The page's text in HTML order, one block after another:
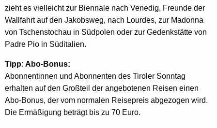
zieht es vielleicht zur Biennale nach Venedig, Freunde der
Wallfahrt auf den Jakobsweg, nach Lourdes, zur Madonna
von Tschenstochau in Südpolen oder zur Gedenkstätte von
Padre Pio in Süditalien.
Tipp: Abo-Bonus:
Abonnentinnen und Abonnenten des Tiroler Sonntag
erhalten auf den Großteil der angebotenen Reisen einen
Abo-Bonus, der vom normalen Reisepreis abgezogen wird.
Die Ermäßigung beträgt bis zu 70 Euro.